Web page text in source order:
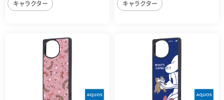
キャラクター キャラクター